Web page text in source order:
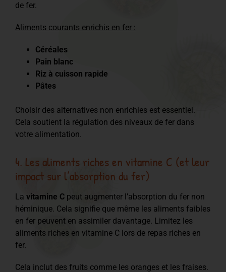
de fer.
Aliments courants enrichis en fer :
Céréales
Pain blanc
Riz à cuisson rapide
Pâtes
Choisir des alternatives non enrichies est essentiel.
Cela soutient la régulation des niveaux de fer dans
votre alimentation.
4. Les aliments riches en vitamine C (et leur
impact sur l’absorption du fer)
La vitamine C peut augmenter l’absorption du fer non
héminique. Cela signifie que même les aliments faibles
en fer peuvent en assimiler davantage. Limitez les
aliments riches en vitamine C lors de repas riches en
fer.
Cela inclut des fruits comme les oranges et les fraises.